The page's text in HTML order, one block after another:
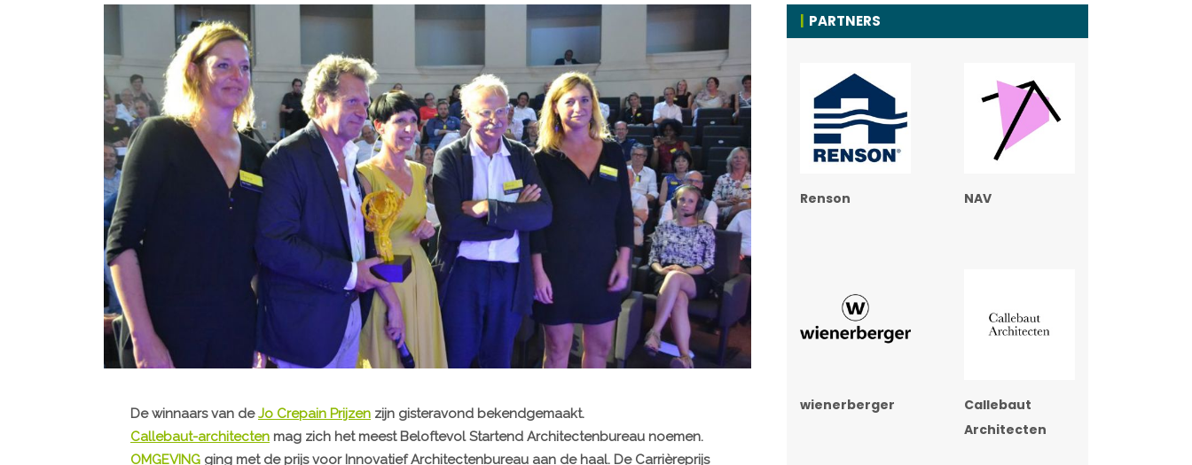
De winnaars van deJo Crepain Prijzen zijn gisteravond bekendgemaakt.
Callebaut-architecten mag zich het meest Beloftevol Startend Architectenbureau noemen.
OMGEVING ging met de prijs voor Innovatief Architectenbureau aan de haal. De Carrièreprijs
PARTNERS
Renson NAV
wienerberger
Callebaut
Architecten